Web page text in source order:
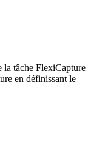
la tâche FlexiCapture
en définissant le